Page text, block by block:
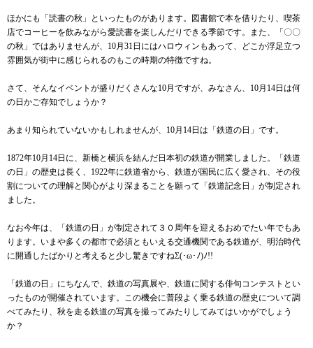
ほかにも「読書の秋」といったものがあります。図書館で本を借りたり、喫茶
店でコーヒーを飲みながら愛読書を楽しんだりできる季節です。また、「〇〇
の秋」ではありませんが、10月31日にはハロウィンもあって、どこか浮足立つ
雰囲気が街中に感じられるのもこの時期の特徴ですね。
さて、そんなイベントが盛りだくさんな10月ですが、みなさん、10月14日は何
の日かご存知でしょうか？
あまり知られていないかもしれませんが、10月14日は「鉄道の日」です。
1872年10月14日に、新橋と横浜を結んだ日本初の鉄道が開業しました。「鉄道
の日」の歴史は長く、1922年に鉄道省から、鉄道が国民に広く愛され、その役
割についての理解と関心がより深まることを願って「鉄道記念日」が制定され
ました。
なお今年は、「鉄道の日」が制定されて３０周年を迎えるおめでたい年でもあ
ります。いまや多くの都市で必須ともいえる交通機関である鉄道が、明治時代
に開通したばかりと考えると少し驚きですねΣ(･ω･ﾉ)ﾉ!!
「鉄道の日」にちなんで、鉄道の写真展や、鉄道に関する俳句コンテストとい
ったものが開催されています。この機会に普段よく乗る鉄道の歴史について調
べてみたり、秋を走る鉄道の写真を撮ってみたりしてみてはいかがでしょう
か？